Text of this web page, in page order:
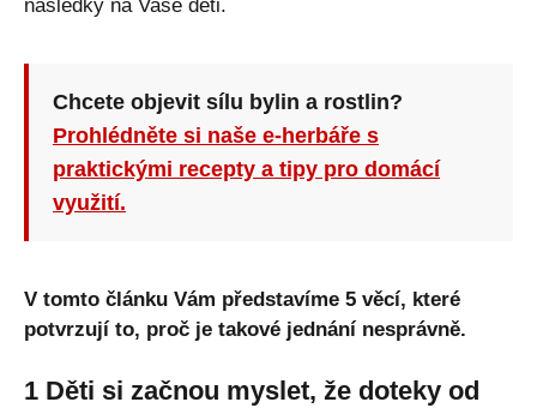
následky na Vaše děti.
Chcete objevit sílu bylin a rostlin?
Prohlédněte si naše e-herbáře s
praktickými recepty a tipy pro domácí
využití.
V tomto článku Vám představíme 5 věcí, které
potvrzují to, proč je takové jednání nesprávně.
1 Děti si začnou myslet, že doteky od